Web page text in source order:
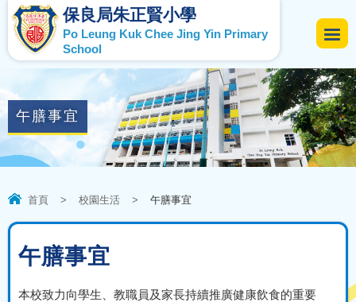
保良局朱正賢小學
Po Leung Kuk Chee Jing Yin Primary
School
午膳事宜
首頁 > 校園生活 > 午膳事宜
午膳事宜
本校致力向學生、教職員及家長持續推廣健康飲食的重要